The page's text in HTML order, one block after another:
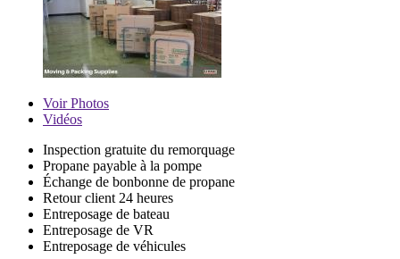
VoirPhotos
Vidéos
Inspection gratuite du remorquage
Propane payable à la pompe
Échange de bonbonne de propane
Retour client 24 heures
Entreposage de bateau
Entreposage de VR
Entreposage de véhicules